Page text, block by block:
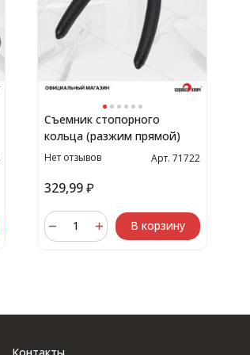
Съемник стопорного
кольца (разжим прямой)
Нет отзывов Арт. 71722
329,99₽
В корзину